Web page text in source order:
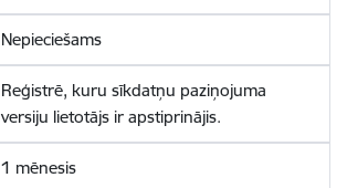
Nepieciešams
Reģistrē, kuru sīkdatņu paziņojuma
versiju lietotājs ir apstiprinājis.
1 mēnesis